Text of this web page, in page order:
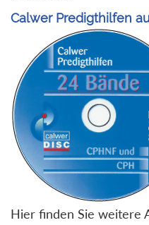
Calwer Predigthilfen
Hier finden Sie weitere